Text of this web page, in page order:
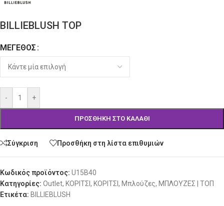
BILLIEBLUSH TOP
ΜΈΓΕΘΟΣ
- +
ΠΡΟΣΘΉΚΗ ΣΤΟ ΚΑΛΆΘΙ
Alternative:
Σύγκριση Προσθήκη στη λίστα επιθυμιών
Κωδικός προϊόντος: U15B40
Κατηγορίες: Outlet, ΚΟΡΙΤΣΙ , ΚΟΡΙΤΣΙ , Μπλούζες, ΜΠΛΟΥΖΕΣ | ΤΟΠ
Ετικέτα: BILLIEBLUSH